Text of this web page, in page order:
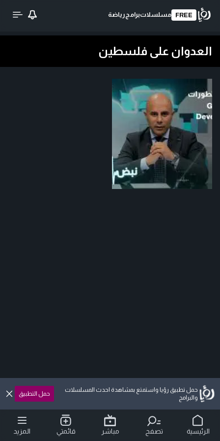
FREE مسلسلاتبرامج رياضة
العدوان على فلسطين
حمل تطبيق رؤيا واستمتع بمشاهدة احدث المسلسلات
والبرامج
حمل التطبيق
الرئيسية تصفح مباشر قائمتي المزيد